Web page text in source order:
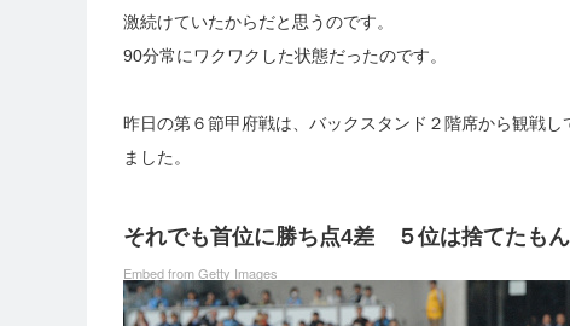
激続けていたからだと思うのです。
90分常にワクワクした状態だったのです。
昨日の第６節甲府戦は、バックスタンド２階席から観戦
ました。
それでも首位に勝ち点4差 ５位は捨てたも
Embed from Getty Images